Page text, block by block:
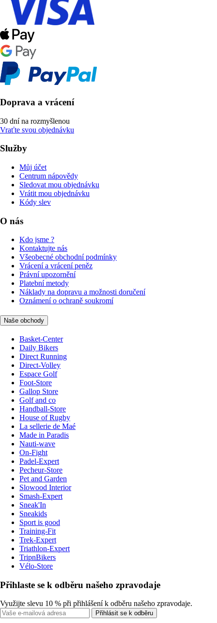
Doprava a vrácení
30 dní na rozmyšlenou
Vraťte svou objednávku
Služby
Můj účet
Centrum nápovědy
Sledovat mou objednávku
Vrátit mou objednávku
Kódy slev
O nás
Kdo jsme ?
Kontaktujte nás
Všeobecné obchodní podmínky
Vrácení a vrácení peněz
Právní upozornění
Platební metody
Náklady na dopravu a možnosti doručení
Oznámení o ochraně soukromí
Naše obchody
Basket-Center
Daily Bikers
Direct Running
Direct-Volley
Espace Golf
Foot-Store
Gallop Store
Golf and co
Handball-Store
House of Rugby
La sellerie de Maé
Made in Paradis
Nauti-wave
On-Fight
Padel-Expert
Pecheur-Store
Pet and Garden
Slowood Interior
Smash-Expert
Sneak'In
Sneakids
Sport is good
Training-Fit
Trek-Expert
Triathlon-Expert
TripnBikers
Vélo-Store
Přihlaste se k odběru našeho zpravodaje
Využijte slevu 10 % při přihlášení k odběru našeho zpravodaje.
Přihlásit se k odběru